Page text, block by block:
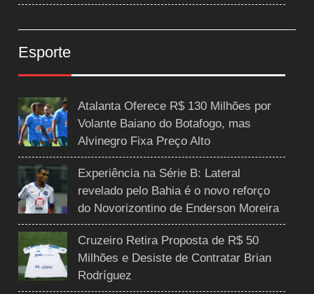
Esporte
Atalanta Oferece R$ 130 Milhões por
Volante Baiano do Botafogo, mas
Alvinegro Fixa Preço Alto
Experiência na Série B: Lateral
revelado pelo Bahia é o novo reforço
do Novorizontino de Enderson Moreira
Cruzeiro Retira Proposta de R$ 50
Milhões e Desiste de Contratar Brian
Rodríguez